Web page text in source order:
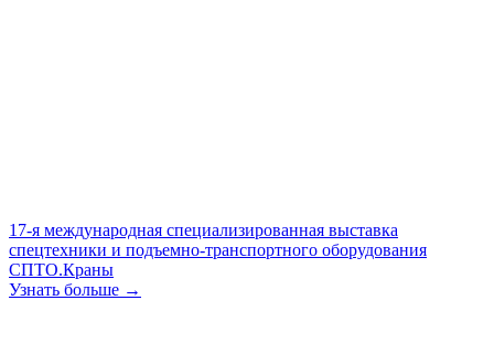
17-я международная специализированная выставка
спецтехники и подъемно-транспортного оборудования
СПТО.Краны
Узнать больше →